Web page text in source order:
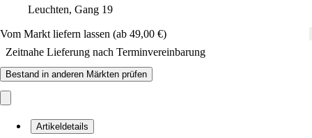
Leuchten, Gang 19
Vom Markt liefern lassen (ab 49,00 €)
Zeitnahe Lieferung nach Terminvereinbarung
Bestand in anderen Märkten prüfen
Artikeldetails